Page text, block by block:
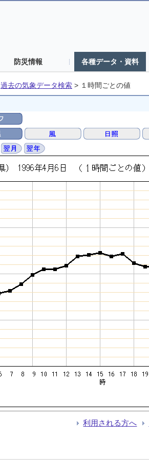
防災情報 各種データ・資料
過去の気象データ検索 > １時間ごとの値
利用される方へ